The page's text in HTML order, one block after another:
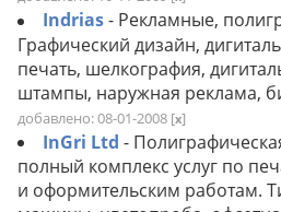
Indrias- Рекламные,
Графический дизайн,
печать, шелкография,
штампы, наружная реклама,
добавлено: 08-01-2008 [x]
InGri Ltd -
полный комплекс услуг по
и оформительским работам.